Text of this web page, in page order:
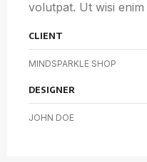
volutpat. Ut wisi enim
CLIENT
MINDSPARKLE SHOP
DESIGNER
JOHN DOE